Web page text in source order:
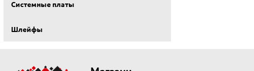
Системные платы
Шлейфы